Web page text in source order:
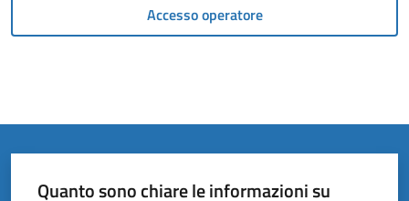
Tutti
Accesso operatore
Quanto sono chiare le informazioni su